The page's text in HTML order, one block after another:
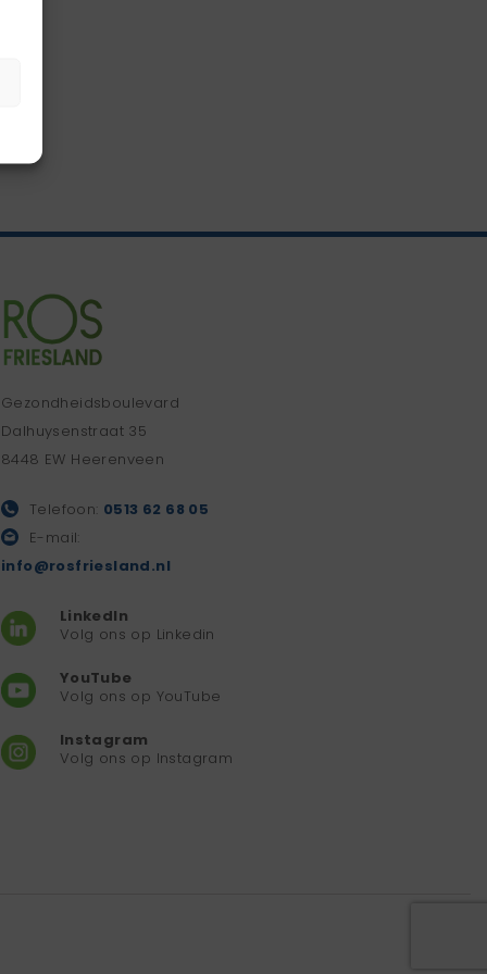
Gezondheidsboulevard
Dalhuysenstraat 35
8448 EW Heerenveen
Telefoon: 0513 62 68 05
E-mail:
info@rosfriesland.nl
LinkedIn
Volg ons op Linkedin
YouTube
Volg ons op YouTube
Instagram
Volg ons op Instagram